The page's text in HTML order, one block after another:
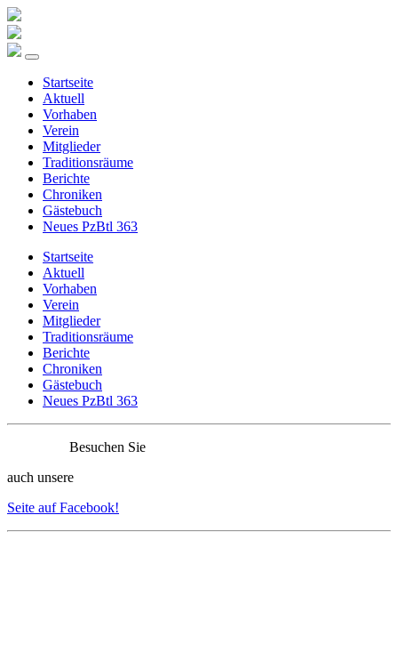
Startseite
Aktuell
Vorhaben
Verein
Mitglieder
Traditionsräume
Berichte
Chroniken
Gästebuch
Neues PzBtl 363
Startseite
Aktuell
Vorhaben
Verein
Mitglieder
Traditionsräume
Berichte
Chroniken
Gästebuch
Neues PzBtl 363
Besuchen Sie
auch unsere
Seite auf Facebook!